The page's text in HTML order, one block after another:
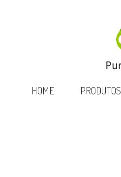
HOME PRODUTOS